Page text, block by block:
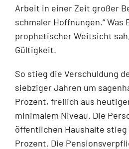
Arbeit in einer Zeit großer
schmaler Hoffnungen.“ Was
prophetischer Weitsicht
Gültigkeit.
So stieg die Verschuldung
siebziger Jahren um
Prozent, freilich aus
minimalem Niveau. Die
öffentlichen Haushalte stieg
Prozent. Die